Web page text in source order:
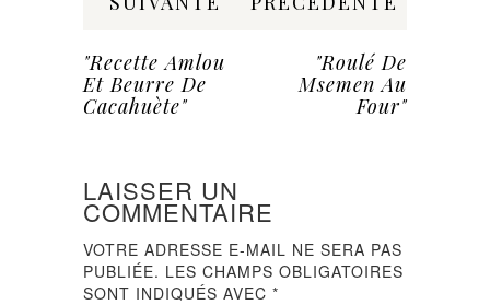
"Recette Amlou
Et Beurre De
Cacahuète"
"Roulé De
Msemen Au
Four"
LAISSER UN
COMMENTAIRE
VOTRE ADRESSE E-MAIL NE SERA PAS
PUBLIÉE. LES CHAMPS OBLIGATOIRES
SONT INDIQUÉS AVEC*